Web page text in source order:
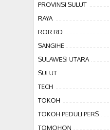
PROVINSI SULUT
RAYA
ROR RD
SANGIHE
SULAWESI UTARA
SULUT
TECH
TOKOH
TOKOH PEDULI PERS
TOMOHON